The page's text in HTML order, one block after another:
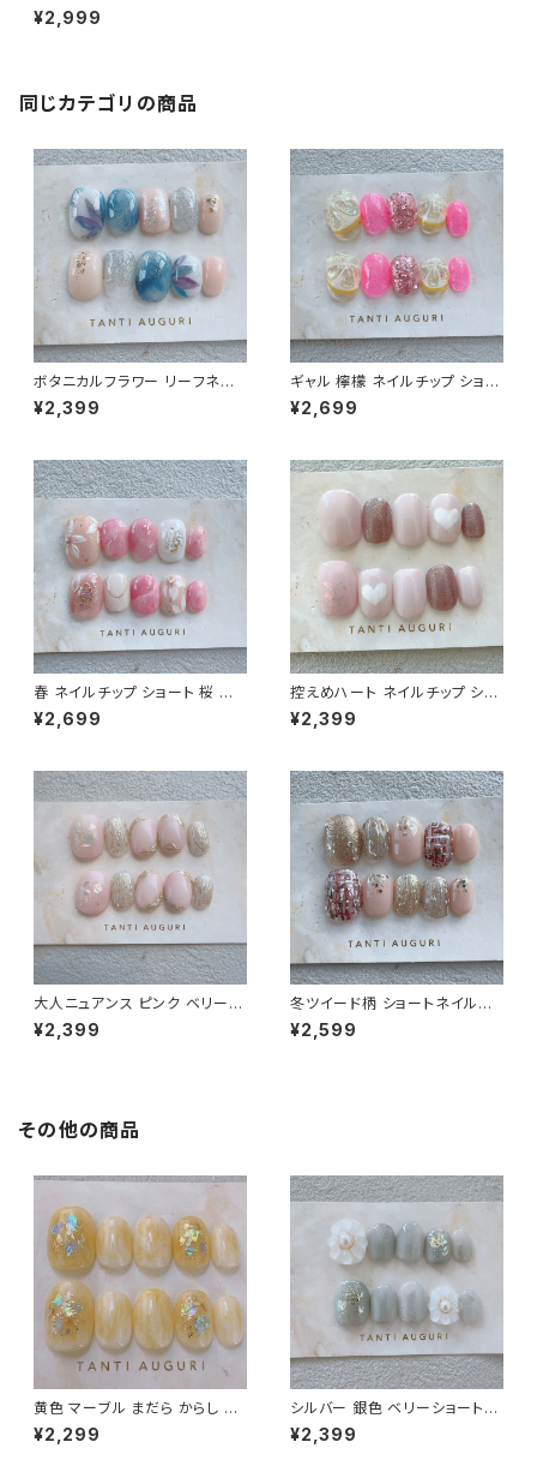
ルチップ 桜 花柄 花びら ピンク
色 シンプル 春 通販 販売店 短
¥2,999
同じカテゴリの商品
ボタニカルフラワー リーフネイ
ル ベリーショート ネイルチップ
紺のワンピに合う 植物 通販サ
¥2,399
ギャル 檸檬 ネイルチップ ショー
ト ピンク色 派手 ギャルっぽい
キャバ嬢 チャラい 不真面目 通
¥2,699
春 ネイルチップ ショート 桜 入
学式 卒業式 サクラ ピンク色 春
色 春イベント用 短め 小さめ 通
¥2,699
控えめハート ネイルチップ ショ
ート さりげない ラブブ はあと
ねいる 短め ガーリー 通販サイ
¥2,399
大人ニュアンス ピンク ベリーシ
ョート ネイルチップ 万人受け 鉄
板デザイン 春夏秋冬 爪 通販サ
¥2,399
冬ツイード柄 ショートネイルチ
ップ 編み編み 格子柄 セーター
ニット ガーリー 女子力 短め 通
¥2,599
その他の商品
黄色 マーブル まだら からし 小
さい 爪 ネイルチップ ショート
ホログラム 金箔 春 夏 秋 デート
¥2,299
シルバー 銀色 ベリーショート
ネイルチップ アイスグレー 花
ジェル 灰色 かわいい 通販 販売
¥2,399